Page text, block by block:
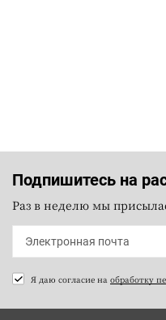
Подпишитесь на
Раз в неделю мы
Я даю согласие на обработку